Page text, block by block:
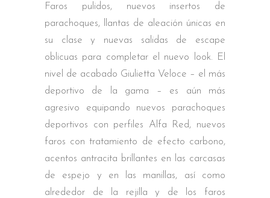
Faros pulidos, nuevos insertos de
parachoques, llantas de aleación únicas en
su clase y nuevas salidas de escape
oblicuas para completar el nuevo look. El
nivel de acabado Giulietta Veloce – el más
deportivo de la gama – es aún más
agresivo equipando nuevos parachoques
deportivos con perfiles Alfa Red, nuevos
faros con tratamiento de efecto carbono,
acentos antracita brillantes en las carcasas
de espejo y en las manillas, así como
alrededor de la rejilla y de los faros